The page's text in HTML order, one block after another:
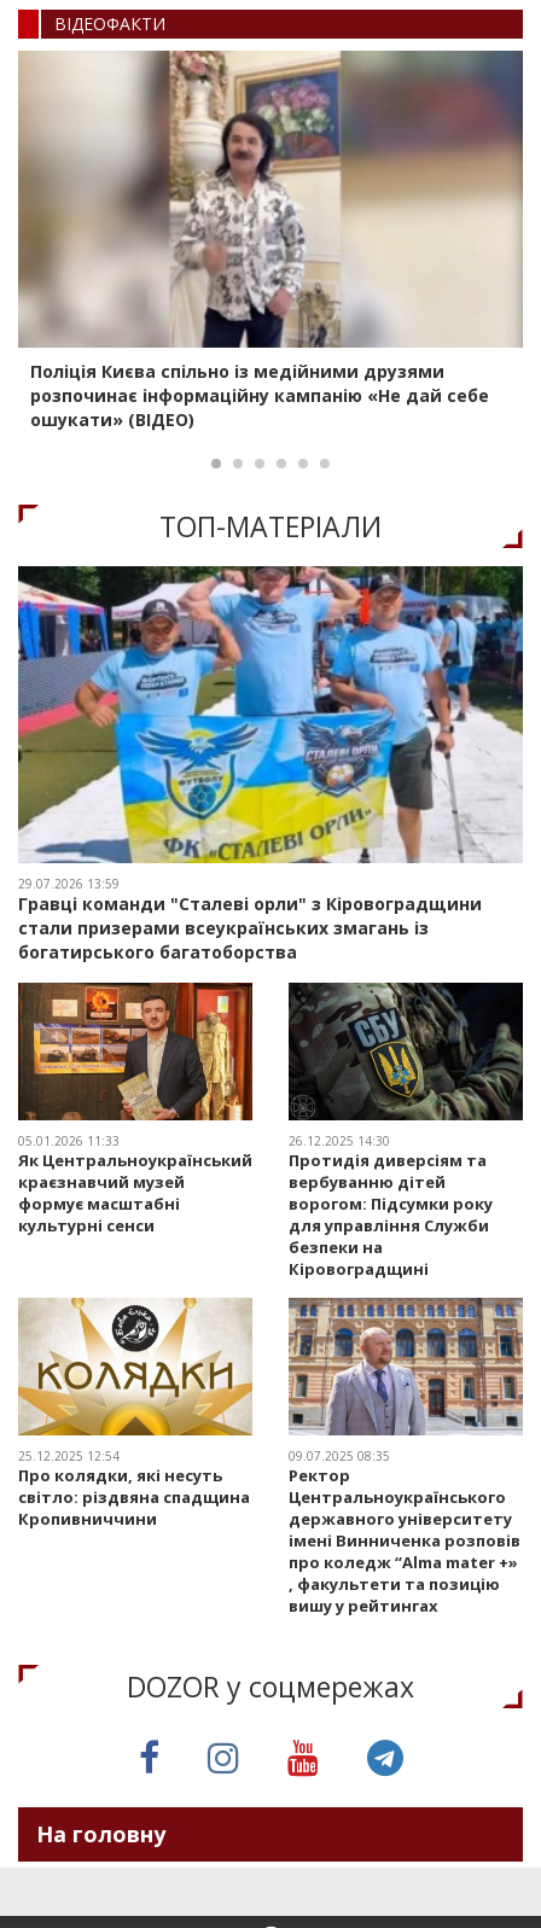
ВIДЕОФАКТИ
Поліція Києва спільно із медійними друзями
розпочинає інформаційну кампанію «Не дай себе
ошукати» (ВІДЕО)
ТОП-МАТЕРIАЛИ
29.07.2026 13:59
Гравці команди "Сталеві орли" з Кіровоградщини
стали призерами всеукраїнських змагань із
богатирського багатоборства
05.01.2026 11:33
Як Центральноукраїнський
краєзнавчий музей
формує масштабні
культурні сенси
26.12.2025 14:30
Протидія диверсіям та
вербуванню дітей
ворогом: Підсумки року
для управління Служби
безпеки на
Кіровоградщині
25.12.2025 12:54
Про колядки, які несуть
світло: різдвяна спадщина
Кропивниччини
09.07.2025 08:35
Ректор
Центральноукраїнського
державного університету
імені Винниченка розповів
про коледж “Alma mater +»
, факультети та позицію
вишу у рейтингах
DOZOR у соцмережах
На головну